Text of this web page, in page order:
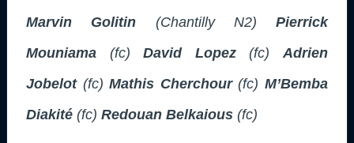
Marvin Golitin (Chantilly N2) Pierrick
Mouniama (fc)David Lopez(fc)Adrien
Jobelot(fc)Mathis Cherchour(fc)M’Bemba
Diakité (fc) Redouan Belkaious (fc)